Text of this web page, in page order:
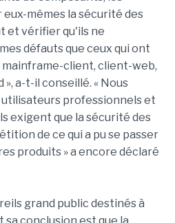
mêmes la sécurité des
et vérifier qu'ils ne
défauts que ceux qui ont
client, client-web,
a-t-il conseillé. « Nous
professionnels et
exigent que la sécurité des
de ce qui a pu se passer
produits » a encore déclaré
grand public destinés à